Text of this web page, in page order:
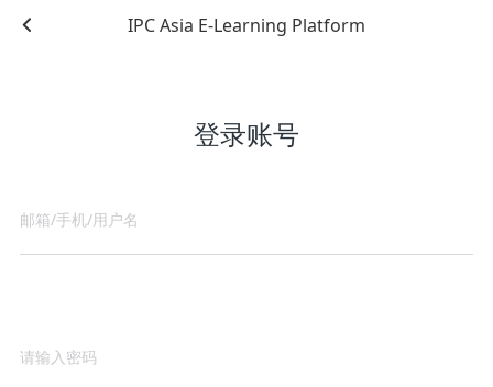
IPC Asia E-Learning Platform
登录账号